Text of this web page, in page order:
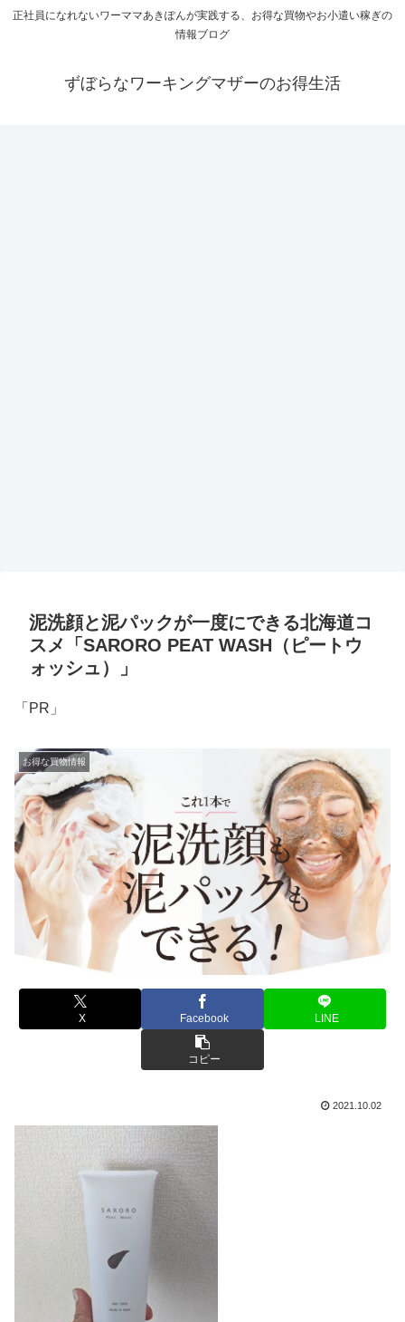
正社員になれないワーママあきぽんが実践する、お得な買物やお小遣い稼ぎの
情報ブログ
ずぼらなワーキングマザーのお得生活
泥洗顔と泥パックが一度にできる北海道コ
スメ「SARORO PEAT WASH（ピートウ
ォッシュ）」
「PR」
お得な買物情報
X Facebook LINE
コピー
2021.10.02